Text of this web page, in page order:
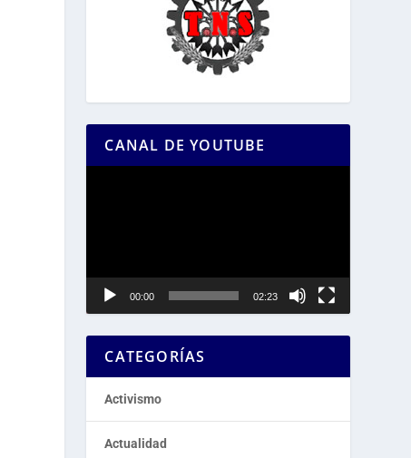
CANAL DE YOUTUBE
00:00 02:23
CATEGORÍAS
Activismo
Actualidad